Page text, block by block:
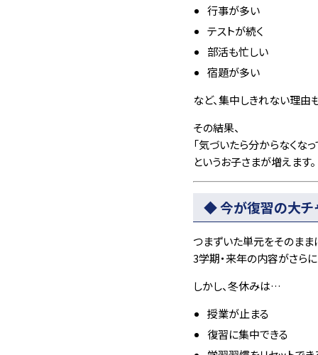
行事が多い
テストが続く
部活も忙しい
宿題が多い
など、集中しきれない理由
その結果、
「気づいたら分からなくなっ
というお子さまが増えます。
◆ 今が復習の大チ
つまずいた単元をそのまま
3学期・来年の内容がさらに
しかし、冬休みは…
授業が止まる
復習に集中できる